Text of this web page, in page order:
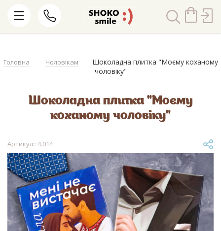
Головна Чоловікам
Шоколадна плитка "Моєму коханому
чоловіку"
Шоколадна плитка "Моєму
коханому чоловіку"
Артикул:: 4.014